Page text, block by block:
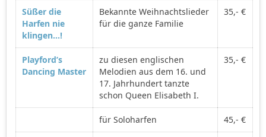
Süßer die
Harfen nie
klingen…!
Bekannte Weihnachtslieder
für die ganze Familie
35,- €
Playford’s
Dancing Master
zu diesen englischen
Melodien aus dem 16. und
17. Jahrhundert tanzte
schon Queen Elisabeth I.
35,- €
für Soloharfen 45,- €